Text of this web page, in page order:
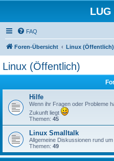
FAQ
Foren-Übersicht Linux (Öffentlich)
Linux (Öffentlich)
Hilfe
Wenn ihr Fragen oder Probleme
Zukunft liegt
Themen: 45
Linux Smalltalk
Allgemeine Diskussionen rund um
Themen: 49